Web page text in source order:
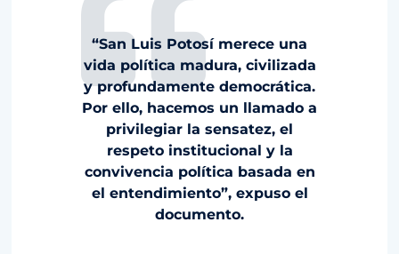
“San Luis Potosí merece una
vida política madura, civilizada
y profundamente democrática.
Por ello, hacemos un llamado a
privilegiar la sensatez, el
respeto institucional y la
convivencia política basada en
el entendimiento”, expuso el
documento.